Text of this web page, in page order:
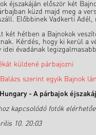
éjszakáján először két
küzd majd meg a
Előbbinek Vadkerti
két hétben a Bajnokok
Kérdés, hogy ki kerül a
idei évadának
küldené párbajozni
szerint egyik Bajnok
- A párbajok
kapcsolódó fotók
10. 20:03